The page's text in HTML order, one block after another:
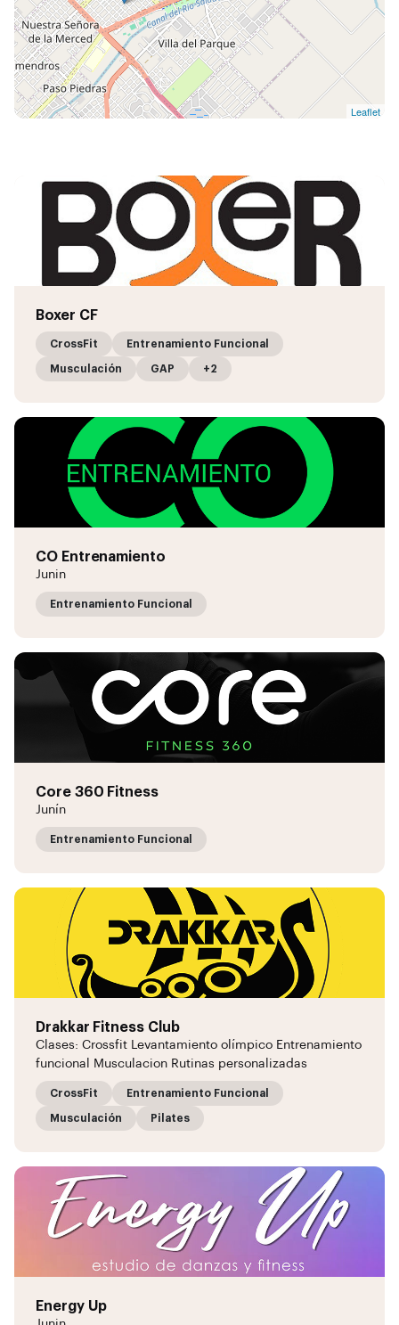
Leaflet
Boxer CF
CrossFit Entrenamiento Funcional
Musculación GAP +2
CO Entrenamiento
Junin
Entrenamiento Funcional
Core 360 Fitness
Junín
Entrenamiento Funcional
Drakkar Fitness Club
Clases: Crossfit Levantamiento olímpico Entrenamiento
funcional Musculacion Rutinas personalizadas
CrossFit Entrenamiento Funcional
Musculación Pilates
Energy Up